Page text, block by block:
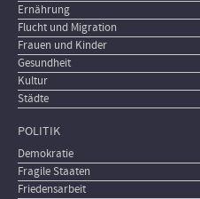
Ernährung
Flucht und Migration
Frauen und Kinder
Gesundheit
Kultur
Städte
POLITIK
Demokratie
Fragile Staaten
Friedensarbeit